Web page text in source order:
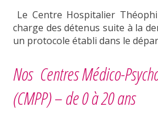
Le Centre Hospitalier
charge des détenus suite à la
un protocole établi dans le
Nos Centres Médico-
(CMPP) – de 0 à 20 ans